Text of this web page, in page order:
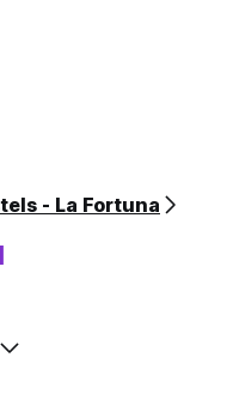
- La Fortuna